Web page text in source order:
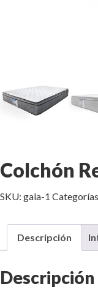
Colchón
SKU: gala-1
Descripción
Descripción